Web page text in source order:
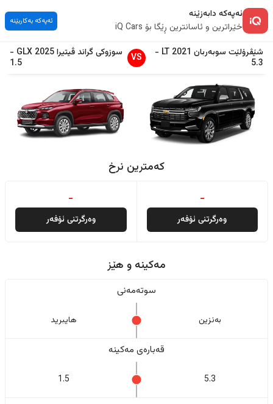
ئەپەکە دابەزێنە
خێراترین و ئاسانترین ڕێگا بۆ iQ Cars
ئەپەکە بەکاربێنە
شێڤرۆلێت سوبەربان 2021
LT
-
5.3
VS سوزوکیگراند ڤیتیرا2025
GLX
-
1.5
کەمترین نرخ
-
وەرگرتنی ئۆفەر
-
وەرگرتنی ئۆفەر
مەکینە و هێز
سوتەمەنی
بەنزین هایبرید
قەبارەی مەکینە
5.3
1.5